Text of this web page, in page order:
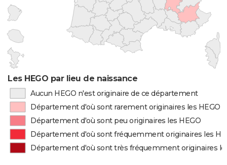
Les HEGO par lieu de naissance
Aucun HEGO n'est originaire de ce département
Département d'où sont rarement originaires les HEGO
Département d'où sont peu originaires les HEGO
Département d'où sont fréquemment originaires les
Département d'où sont très fréquemment originaires